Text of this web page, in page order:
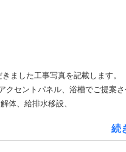
ました工事写真を記載します
セントパネル、浴槽でご提案さ
体、給排水移設、
続